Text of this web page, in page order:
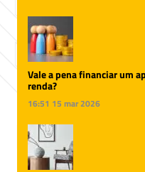
Vale a pena financiar um
renda?
16:51 15 mar 2026